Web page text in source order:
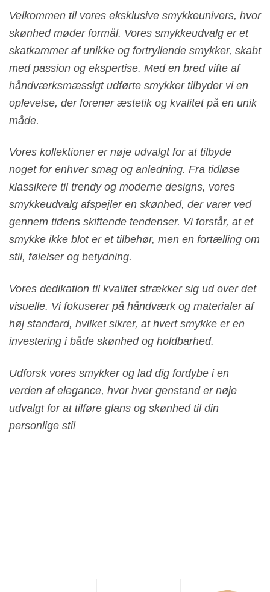
Velkommen til vores eksklusive smykkeunivers, hvor
skønhed møder formål. Vores smykkeudvalg er et
skatkammer af unikke og fortryllende smykker, skabt
med passion og ekspertise. Med en bred vifte af
håndværksmæssigt udførte smykker tilbyder vi en
oplevelse, der forener æstetik og kvalitet på en unik
måde.
Vores kollektioner er nøje udvalgt for at tilbyde
noget for enhver smag og anledning. Fra tidløse
klassikere til trendy og moderne designs, vores
smykkeudvalg afspejler en skønhed, der varer ved
gennem tidens skiftende tendenser. Vi forstår, at et
smykke ikke blot er et tilbehør, men en fortælling om
stil, følelser og betydning.
Vores dedikation til kvalitet strækker sig ud over det
visuelle. Vi fokuserer på håndværk og materialer af
høj standard, hvilket sikrer, at hvert smykke er en
investering i både skønhed og holdbarhed.
Udforsk vores smykker og lad dig fordybe i en
verden af elegance, hvor hver genstand er nøje
udvalgt for at tilføre glans og skønhed til din
personlige stil